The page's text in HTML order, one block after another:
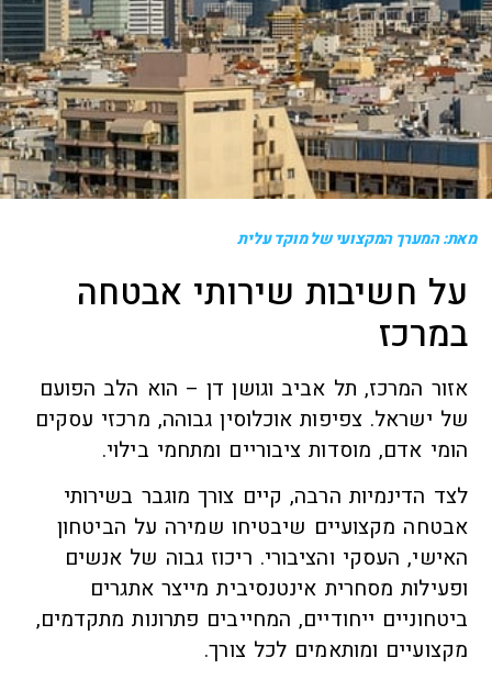
מאת: המערך המקצועי של מוקד עלית
על חשיבות שירותי אבטחה
במרכז
אזור המרכז, תל אביב וגושן דן – הוא הלב הפועם
של ישראל. צפיפות אוכלוסין גבוהה, מרכזי עסקים
הומי אדם, מוסדות ציבוריים ומתחמי בילוי.
לצד הדינמיות הרבה, קיים צורך מוגבר בשירותי
אבטחה מקצועיים שיבטיחו שמירה על הביטחון
האישי, העסקי והציבורי. ריכוז גבוה של אנשים
ופעילות מסחרית אינטנסיבית מייצר אתגרים
ביטחוניים ייחודיים, המחייבים פתרונות מתקדמים,
מקצועיים ומותאמים לכל צורך.